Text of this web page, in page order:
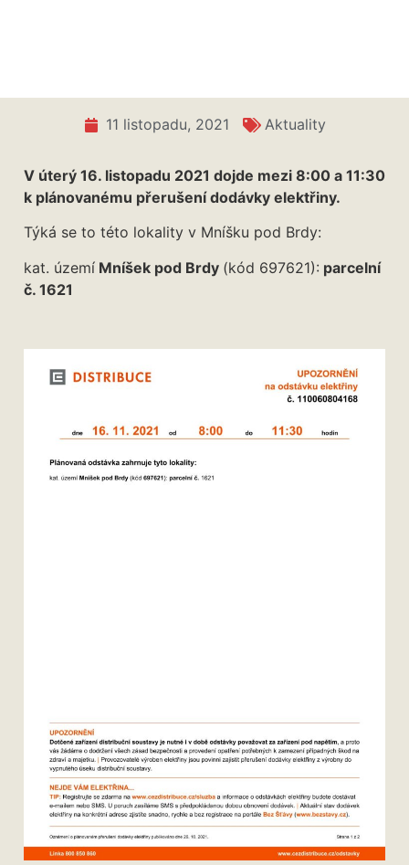
11 listopadu, 2021 Aktuality
V úterý 16. listopadu 2021 dojde mezi 8:00 a 11:30
k plánovanému přerušení dodávky elektřiny.
Týká se to této lokality v Mníšku pod Brdy:
kat. území Mníšek pod Brdy (kód 697621): parcelní
č. 1621